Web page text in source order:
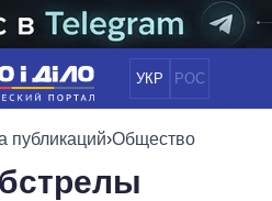
УКР РОС
ПОЛИТИКА
публикаций›Общество